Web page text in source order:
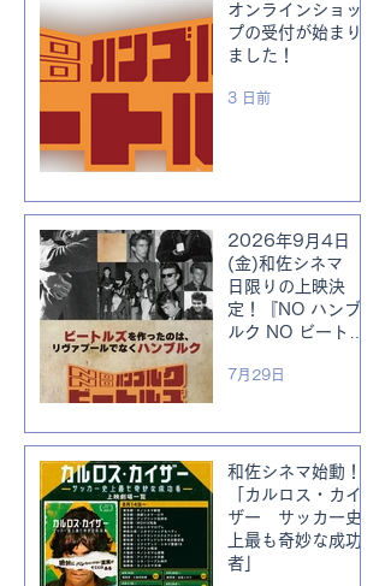
オンラインショッ
プの受付が始まり
ました！
3 日前
2026年9月4日
(金)和佐シネマ 1
日限りの上映決
定！『NO ハンブ
ルク NO ビートル
ラカンさんのトー
7月29日
和佐シネマ始動！
「カルロス・カイ
ザー サッカー史
上最も奇妙な成功
者」